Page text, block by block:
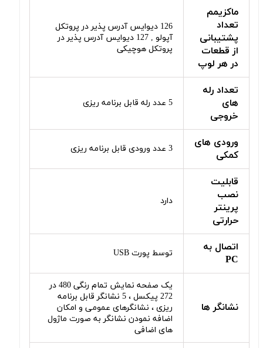
ماکزیمم
تعداد
پشتیبانی
از قطعات
در هر لوپ
126 دیوایس آدرس پذیر در پروتکل
آپولو , 127 دیوایس آدرس پذیر در
پروتکل هوچیکی
تعداد رله
های
خروجی
5 عدد رله قابل برنامه ریزی
ورودی های
کمکی
3 عدد ورودی قابل برنامه ریزی
قابلیت
نصب
پرینتر
حرارتی
دارد
اتصال به
PC
توسط پورت USB
نشانگر ها
یک صفحه نمایش تمام رنگی 480 در
272 پیکسل ، 5 نشانگر قابل برنامه
ریزی ، نشانگرهای عمومی و امکان
اضافه نمودن نشانگر به صورت ماژول
های اضافی